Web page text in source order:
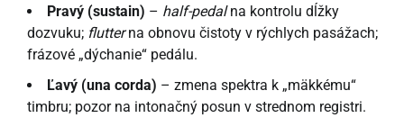
Pravý (sustain) – half-pedalna kontrolu dĺžky
dozvuku; flutterna obnovu čistoty v rýchlych pasážach;
frázové „dýchanie“ pedálu.
Ľavý (una corda) – zmena spektra k „mäkkému“
timbru; pozor na intonačný posun v strednom registri.